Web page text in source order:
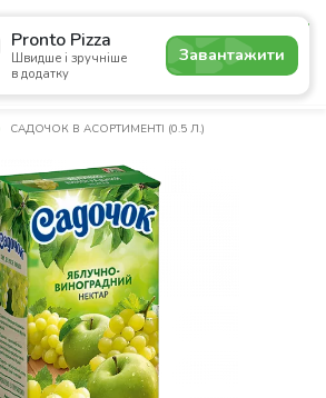
Pronto Pizza
Швидше і зручніше
в додатку
Завантажити
4.9
Суші Сети Бургери Комбо
САДОЧОК В АСОРТИМЕНТІ (0.5 Л.)